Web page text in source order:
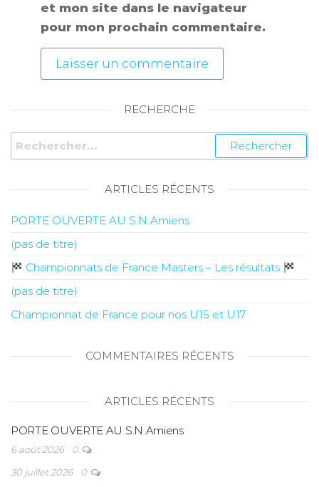
et mon site dans le navigateur
pour mon prochain commentaire.
RECHERCHE
ARTICLES RÉCENTS
PORTE OUVERTE AU S.N.Amiens
(pas de titre)
Championnats de France Masters – Les résultats
(pas de titre)
Championnat de France pour nos U15 et U17
COMMENTAIRES RÉCENTS
ARTICLES RÉCENTS
PORTE OUVERTE AU S.N.Amiens
6 août 2026
0
30 juillet 2026
0